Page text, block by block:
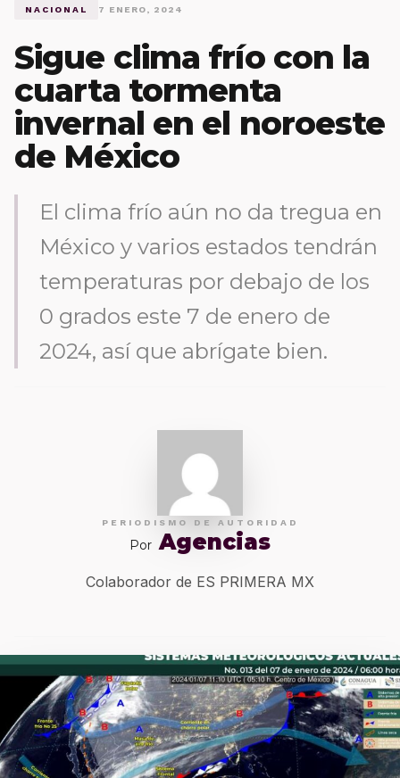
NACIONAL 7 ENERO, 2024
Sigue clima frío con la
cuarta tormenta
invernal en el noroeste
de México
El clima frío aún no da tregua en
México y varios estados tendrán
temperaturas por debajo de los
0 grados este 7 de enero de
2024, así que abrígate bien.
PERIODISMO DE AUTORIDAD
Por Agencias
Colaborador de ES PRIMERA MX